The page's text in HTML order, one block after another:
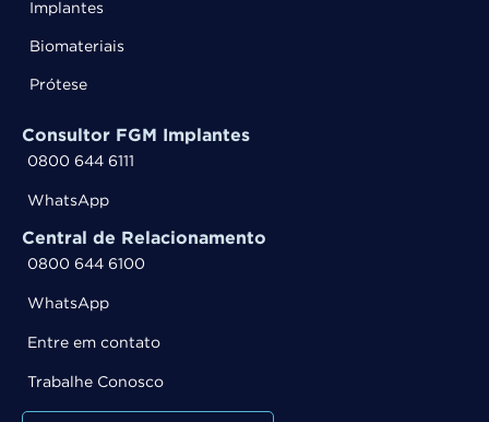
Implantes
Biomateriais
Prótese
Consultor FGM Implantes
0800 644 6111
WhatsApp
Central de Relacionamento
0800 644 6100
WhatsApp
Entre em contato
Trabalhe Conosco